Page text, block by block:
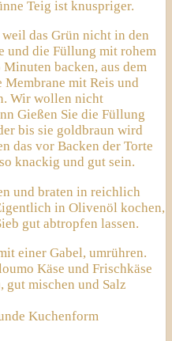
Teig ist knuspriger.
das Grün nicht in den
und die Füllung mit rohem
backen, aus dem
Membrane mit Reis und
Wir wollen nicht
Gießen Sie die Füllung
bis sie goldbraun wird
das vor Backen der Torte
knackig und gut sein.
und braten in reichlich
in Olivenöl kochen,
gut abtropfen lassen.
einer Gabel, umrühren.
Käse und Frischkäse
gut mischen und Salz
Kuchenform